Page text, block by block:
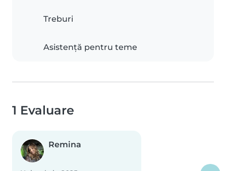
Treburi
Asistență pentru teme
1 Evaluare
Remina